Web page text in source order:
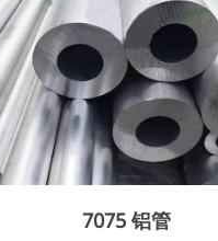
7075 铝管